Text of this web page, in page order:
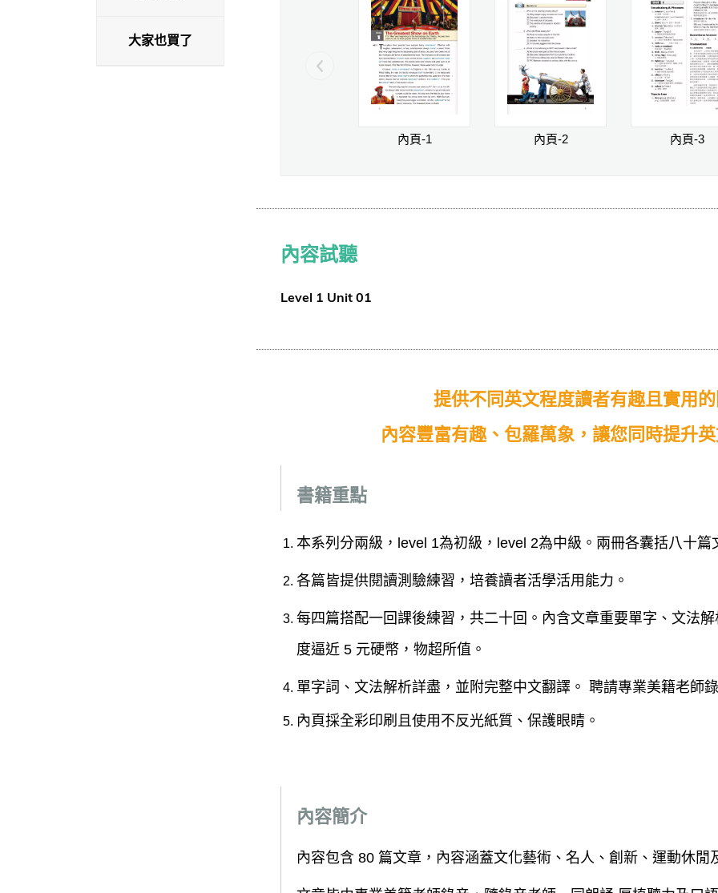
大家也買了
內頁-1 內頁-2 內頁-3
內容試聽
Level 1 Unit 01
提供不同英文程度讀者有趣且實用
內容豐富有趣、包羅萬象，讓您同時提升
書籍重點
本系列分兩級 ， level 1為初級 ， level 2為中級。兩冊各囊括八十篇
各篇皆提供閱讀測驗練習 ， 培養讀者活學活用能力。
每四篇搭配一回課後練習 ， 共二十回。 內含文章重要單字、文法
度逼近 5 元硬幣，物超所值。
單字詞、文法解析詳盡 ， 並附完整中文翻譯。 聘請專業美籍老師
內頁採全彩印刷且使用不反光紙質、保護眼睛 。
內容簡介
內容包含 80 篇文章，內容涵蓋文化藝術、名人、創新、運動休閒